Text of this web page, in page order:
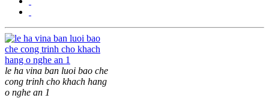
le ha vina ban luoi bao che
cong trinh cho khach hang
o nghe an 1